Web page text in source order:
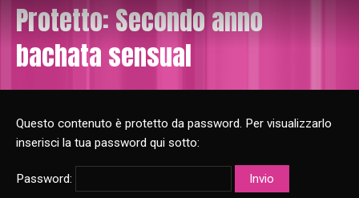
Protetto: Secondo anno
bachata sensual
Questo contenuto è protetto da password. Per visualizzarlo
inserisci la tua password qui sotto:
Password: